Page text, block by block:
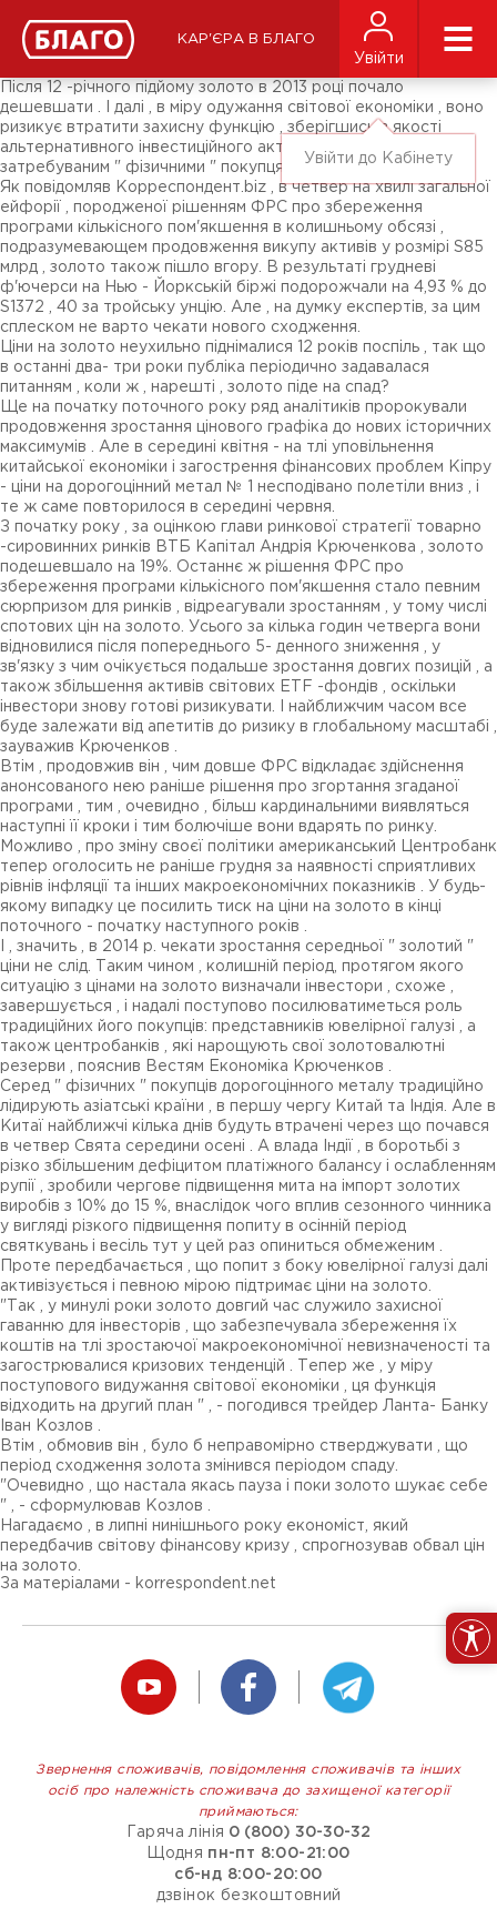
КАР'ЄРА В БЛАГО
Увійти
Увійти до Кабінету
ЗМІ про нас
Підписники соц-мереж
Ярмарки
Після 12 -річного підйому золото в 2013 році почало
дешевшати . І далі , в міру одужання світової економіки , воно
ризикує втратити захисну функцію , зберігшись в якості
альтернативного інвестиційного активу і залишившись
затребуваним " фізичними " покупцями.
Як повідомляв Корреспондент.biz , в четвер на хвилі загальної
ейфорії , породженої рішенням ФРС про збереження
програми кількісного пом'якшення в колишньому обсязі ,
подразумевающем продовження викупу активів у розмірі S85
млрд , золото також пішло вгору. В результаті грудневі
ф'ючерси на Нью - Йоркській біржі подорожчали на 4,93 % до
S1372 , 40 за тройську унцію. Але , на думку експертів, за цим
сплеском не варто чекати нового сходження.
Ціни на золото неухильно піднімалися 12 років поспіль , так що
в останні два- три роки публіка періодично задавалася
питанням , коли ж , нарешті , золото піде на спад?
Ще на початку поточного року ряд аналітиків пророкували
продовження зростання цінового графіка до нових історичних
максимумів . Але в середині квітня - на тлі уповільнення
китайської економіки і загострення фінансових проблем Кіпру
- ціни на дорогоцінний метал № 1 несподівано полетіли вниз , і
те ж саме повторилося в середині червня.
З початку року , за оцінкою глави ринкової стратегії товарно
-сировинних ринків ВТБ Капітал Андрія Крюченкова , золото
подешевшало на 19%. Останнє ж рішення ФРС про
збереження програми кількісного пом'якшення стало певним
сюрпризом для ринків , відреагували зростанням , у тому числі
спотових цін на золото. Усього за кілька годин четверга вони
відновилися після попереднього 5- денного зниження , у
зв'язку з чим очікується подальше зростання довгих позицій , а
також збільшення активів світових ETF -фондів , оскільки
інвестори знову готові ризикувати. І найближчим часом все
буде залежати від апетитів до ризику в глобальному масштабі ,
зауважив Крюченков .
Втім , продовжив він , чим довше ФРС відкладає здійснення
анонсованого нею раніше рішення про згортання згаданої
програми , тим , очевидно , більш кардинальними виявляться
наступні її кроки і тим болючіше вони вдарять по ринку.
Можливо , про зміну своєї політики американський Центробанк
тепер оголосить не раніше грудня за наявності сприятливих
рівнів інфляції та інших макроекономічних показників . У будь-
якому випадку це посилить тиск на ціни на золото в кінці
поточного - початку наступного років .
І , значить , в 2014 р. чекати зростання середньої " золотий "
ціни не слід. Таким чином , колишній період, протягом якого
ситуацію з цінами на золото визначали інвестори , схоже ,
завершується , і надалі поступово посилюватиметься роль
традиційних його покупців: представників ювелірної галузі , а
також центробанків , які нарощують свої золотовалютні
резерви , пояснив Вестям Економіка Крюченков .
Серед " фізичних " покупців дорогоцінного металу традиційно
лідирують азіатські країни , в першу чергу Китай та Індія. Але в
Китаї найближчі кілька днів будуть втрачені через що почався
в четвер Свята середини осені . А влада Індії , в боротьбі з
різко збільшеним дефіцитом платіжного балансу і ослабленням
рупії , зробили чергове підвищення мита на імпорт золотих
виробів з 10% до 15 %, внаслідок чого вплив сезонного чинника
у вигляді різкого підвищення попиту в осінній період
святкувань і весіль тут у цей раз опиниться обмеженим .
Проте передбачається , що попит з боку ювелірної галузі далі
активізується і певною мірою підтримає ціни на золото.
"Так , у минулі роки золото довгий час служило захисної
гаванню для інвесторів , що забезпечувала збереження їх
коштів на тлі зростаючої макроекономічної невизначеності та
загострювалися кризових тенденцій . Тепер же , у міру
поступового видужання світової економіки , ця функція
відходить на другий план " , - погодився трейдер Ланта- Банку
Іван Козлов .
Втім , обмовив він , було б неправомірно стверджувати , що
період сходження золота змінився періодом спаду.
"Очевидно , що настала якась пауза і поки золото шукає себе
" , - сформулював Козлов .
Нагадаємо , в липні нинішнього року економіст, який
передбачив світову фінансову кризу , спрогнозував обвал цін
на золото.
За матеріалами - korrespondent.net
Звернення споживачів, повідомлення споживачів та інших
осіб про належність споживача до захищеної категорії
приймаються:
Гаряча лінія 0 (800) 30-30-32
Щодня пн-пт 8:00-21:00
сб-нд 8:00-20:00
дзвінок безкоштовний